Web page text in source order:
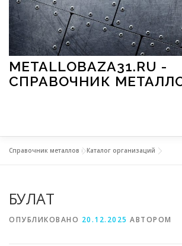
Перейти к содержимому
METALLOBAZA31.RU -
СПРАВОЧНИК
МЕТАЛЛЫ И ОКРУЖАЮЩАЯ СРЕДА
Справочник металлов »Каталог организаций
БУЛАТ
ОПУБЛИКОВАНО 20.12.2025 АВТОРОМ